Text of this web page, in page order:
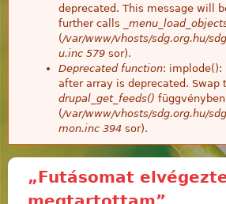
deprecated. This message will
further calls
(/var/www/vhosts/sdg.org.hu/
u.inc 579 sor).
Deprecated function: implode():
after array is deprecated. Swap
drupal_get_feeds() függvényben
(/var/www/vhosts/sdg.org.hu/
mon.inc 394 sor).
„Futásomat